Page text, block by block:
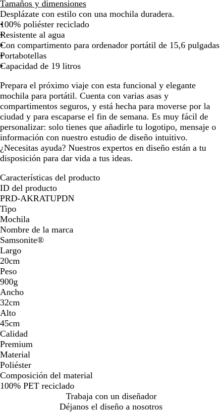
la
imagen
la
imagen
la
m
a
r
i
l
l
o
o
c
h
e
s
a
z
l
e
s
e
g
r
o
Tamaños y dimensiones
Desplázate con estilo con una mochila duradera.
100% poliéster reciclado
Resistente al agua
Con compartimento para ordenador portátil de 15,6 pulgadas
Portabotellas
Capacidad de 19 litros
Prepara el próximo viaje con esta funcional y elegante
mochila para portátil. Cuenta con varias asas y
compartimentos seguros, y está hecha para moverse por la
ciudad y para escaparse el fin de semana. Es muy fácil de
personalizar: solo tienes que añadirle tu logotipo, mensaje o
información con nuestro estudio de diseño intuitivo.
¿Necesitas ayuda? Nuestros expertos en diseño están a tu
disposición para dar vida a tus ideas.
Características del producto
ID del producto
PRD-AKRATUPDN
Tipo
Mochila
Nombre de la marca
Samsonite®
Largo
20cm
Peso
900g
Ancho
32cm
Alto
45cm
Calidad
Premium
Material
Poliéster
Composición del material
100% PET reciclado
Trabaja con un diseñador
Déjanos el diseño a nosotros